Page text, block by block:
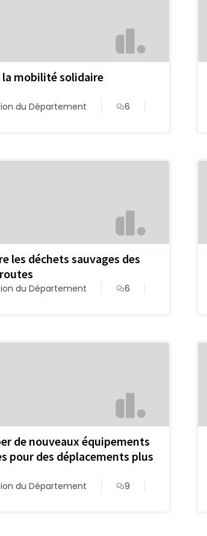
la mobilité solidaire
du Département
6
les déchets sauvages des
du Département
6
de nouveaux équipements
pour des déplacements plus
du Département
9